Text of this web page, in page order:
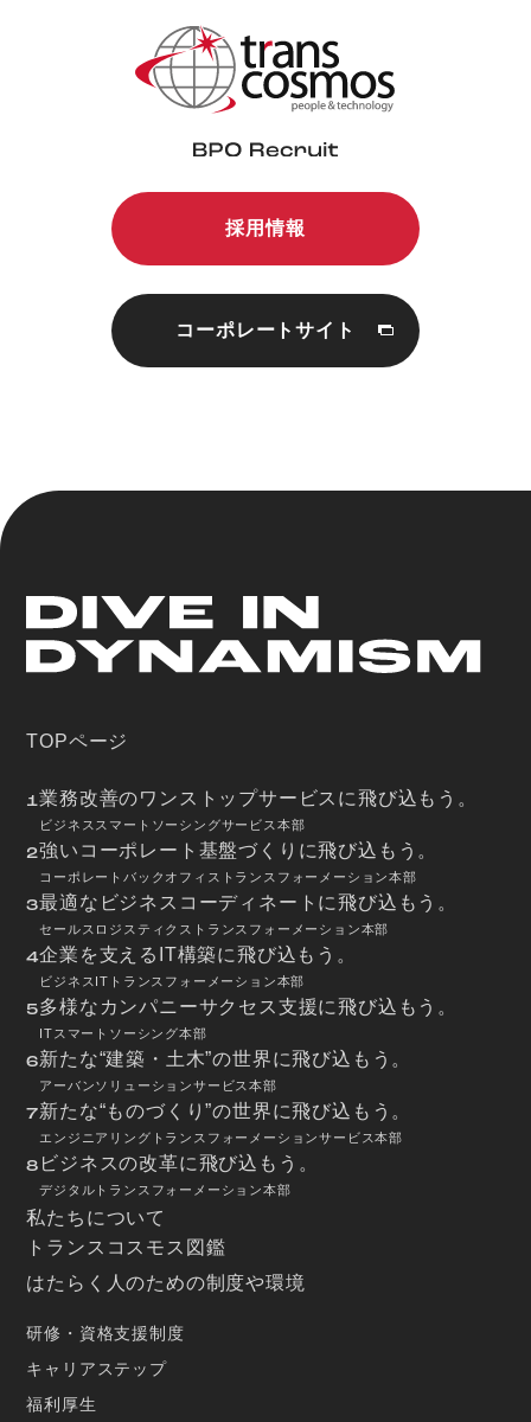
採用情報
コーポレートサイト
TOPページ
1業務改善のワンストップサービスに飛び込もう。
ビジネススマートソーシングサービス本部
2強いコーポレート基盤づくりに飛び込もう。
コーポレートバックオフィストランスフォーメーション本部
3最適なビジネスコーディネートに飛び込もう。
セールスロジスティクストランスフォーメーション本部
4企業を支えるIT構築に飛び込もう。
ビジネスITトランスフォーメーション本部
5多様なカンパニーサクセス支援に飛び込もう。
ITスマートソーシング本部
6新たな“建築・土木”の世界に飛び込もう。
アーバンソリューションサービス本部
7新たな“ものづくり”の世界に飛び込もう。
エンジニアリングトランスフォーメーションサービス本部
8 ビジネスの改革に飛び込もう。
デジタルトランスフォーメーション本部
私たちについて
トランスコスモス図鑑
はたらく人のための制度や環境
研修・資格支援制度
キャリアステップ
福利厚生